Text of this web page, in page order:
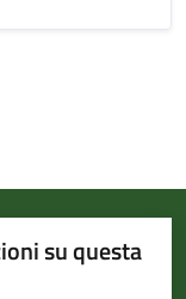
su questa